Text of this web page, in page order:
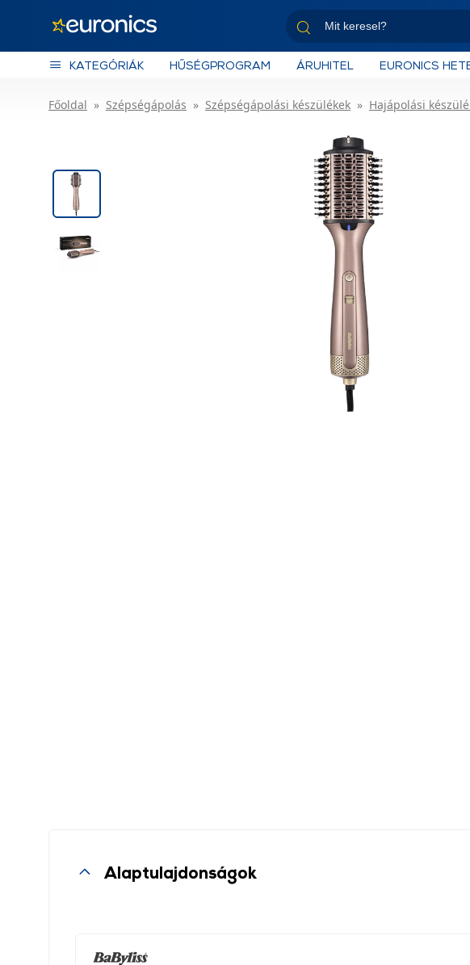
KATEGÓRIÁK HŰSÉGPROGRAM ÁRUHITEL EURONICS
Főoldal Szépségápolás Szépségápolási készülékek Hajápolási
Alaptulajdonságok